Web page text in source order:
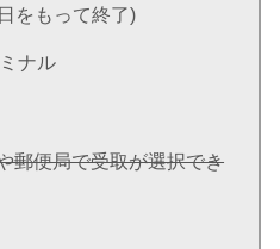
をもって終了)
ナル
郵便局で受取が選択でき